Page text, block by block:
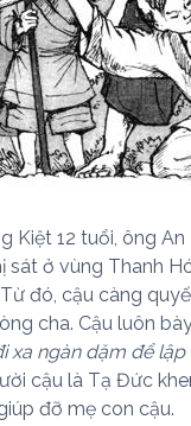
Kiệt 12 tuổi, ông
sát ở vùng Thanh
đó, cậu càng
cha. Cậu luôn
xa ngàn dặm để
cậu là Tạ Đức
đỡ mẹ con cậu.